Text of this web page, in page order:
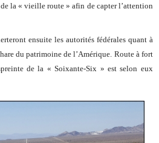
la « vieille route » afin de capter l’attention
ensuite les autorités fédérales quant à
du patrimoine de l’Amérique. Route à fort
de la « Soixante-Six » est selon eux